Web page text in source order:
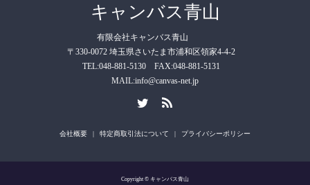
キャンバス青山
有限会社キャンバス青山
〒330-0072 埼玉県さいたま市浦和区領家4-4-2
TEL:048-881-5130 FAX:048-881-5131
MAIL:info@canvas-net.jp
会社概要 特定商取引法について プライバシーポリシー
Copyright © キャンバス青山